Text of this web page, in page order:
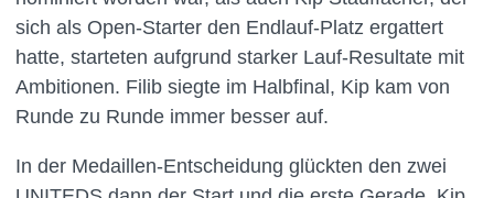
sich als Open-Starter den Endlauf-Platz ergattert
hatte, starteten aufgrund starker Lauf-Resultate mit
Ambitionen. Filib siegte im Halbfinal, Kip kam von
Runde zu Runde immer besser auf.
In der Medaillen-Entscheidung glückten den zwei